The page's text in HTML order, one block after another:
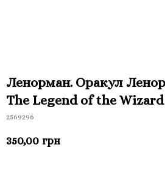
Ленорман. Оракул
The Legend of the
2569296
350,00 грн